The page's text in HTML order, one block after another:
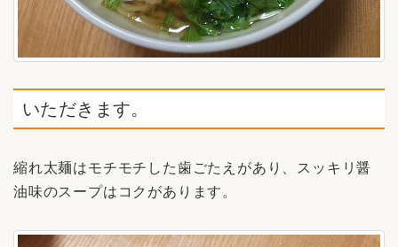
いただきます。
縮れ太麺はモチモチした歯ごたえがあり、スッキリ醤
油味のスープはコクがあります。